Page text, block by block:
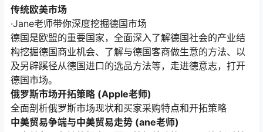
传统欧美市场
·Jane老师带你深度挖掘德国市场
德国是欧盟的重要国家，全面深入了解德国社会的产业结
构挖掘德国商业机会、了解与德国客商做生意的方法、以
及另辟蹊径从德国进口的选品方法等，走进德意志，打开
德国市场。
俄罗斯市场开拓策略 (Apple老师)
全面剖析俄罗斯市场现状和买家采购特点和开拓策略
中美贸易争端与中美贸易走势 (ane老师)